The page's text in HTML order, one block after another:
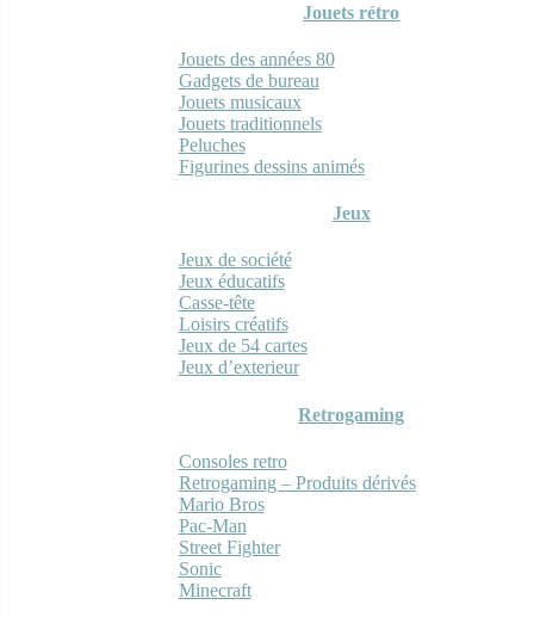
Jouets rétro
Jouets des années 80
Gadgets de bureau
Jouets musicaux
Jouets traditionnels
Peluches
Figurines dessins animés
Jeux
Jeux de société
Jeux éducatifs
Casse-tête
Loisirs créatifs
Jeux de 54 cartes
Jeux d’exterieur
Retrogaming
Consoles retro
Retrogaming – Produits dérivés
Mario Bros
Pac-Man
Street Fighter
Sonic
Minecraft